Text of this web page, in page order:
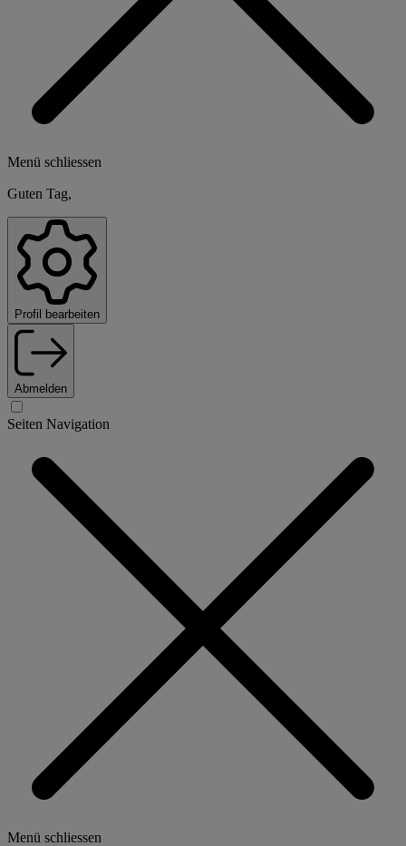
Menü schliessen
Guten Tag,
Profil bearbeiten
Abmelden
Seiten Navigation
Menü schliessen